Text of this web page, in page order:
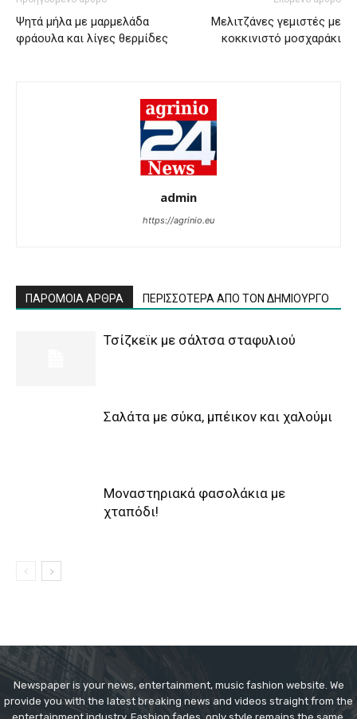
Ψητά μήλα με μαρμελάδα
φράουλα και λίγες θερμίδες
Μελιτζάνες γεμιστές με
κοκκινιστό μοσχαράκι
admin
https://agrinio.eu
ΠΑΡΟΜΟΙΑ ΑΡΘΡΑ ΠΕΡΙΣΣΟΤΕΡΑ ΑΠΟ ΤΟΝ ΔΗΜΙΟΥΡΓΟ
Τσίζκεϊκ με σάλτσα σταφυλιού
Σαλάτα με σύκα, μπέικον και χαλούμι
Μοναστηριακά φασολάκια με
χταπόδι!
Newspaper is your news, entertainment, music fashion website. We
provide you with the latest breaking news and videos straight from the